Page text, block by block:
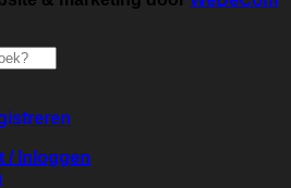
/ Inloggen